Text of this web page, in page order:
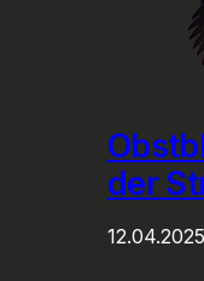
der
12.04.2025